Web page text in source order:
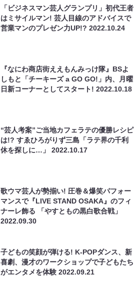
「ビジネスマン芸人グランプリ」初代王者
はミサイルマン! 芸人目線のアドバイスで
営業マンのプレゼン力UP!?2022.10.24
『なにわ商店街ええもんみっけ隊』BSよ
しもと「チーキーズ a GO GO!」内、月曜
日新コーナーとしてスタート!2022.10.18
“芸人考案”ご当地カフェラテの優勝レシピ
は!? すゑひろがりず三島「ラテ界の千利
休を探しに…」2022.10.17
歌ウマ芸人が勢揃い! 圧巻＆爆笑パフォー
マンスで『LIVE STAND OSAKA』のフィ
ナーレ飾る 「やすともの黒白歌合戦」
2022.09.30
子どもの笑顔が弾ける! K-POPダンス、新
喜劇、漫才のワークショップで子どもたち
がエンタメを体験2022.09.21